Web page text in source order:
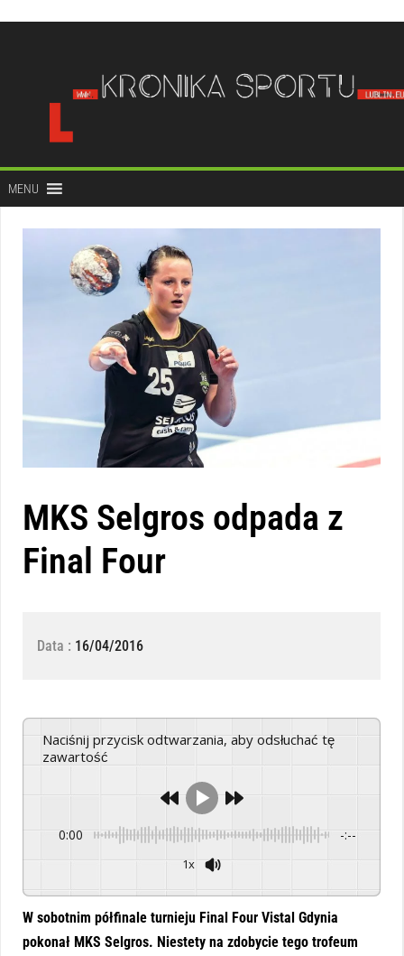
treści
MENU
MKS Selgros odpada z
Final Four
Data : 16/04/2016
Naciśnij przycisk odtwarzania, aby odsłuchać tę
zawartość
0:00 -:--
1x
W sobotnim półfinale turnieju Final Four Vistal Gdynia
pokonał MKS Selgros. Niestety na zdobycie tego trofeum